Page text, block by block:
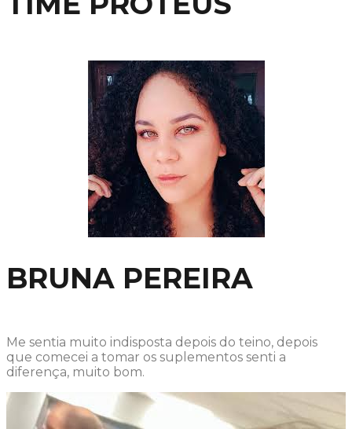
BRUNA PEREIRA
Me sentia muito indisposta depois do teino, depois
que comecei a tomar os suplementos senti a
diferença, muito bom.